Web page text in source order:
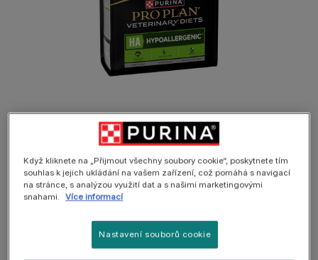
Hydrolyzovaný protein
Jediný hydrolyzovaný rostlinný
protein s nízkou molekulovou
složky potravy.
Když kliknete na „Přijmout všechny soubory cookie“, poskytnete tím
souhlas k jejich ukládání na vašem zařízení, což pomáhá s navigací
na stránce, s analýzou využití dat a s našimi marketingovými
snahami.
Více informací
Nastavení souborů cookie